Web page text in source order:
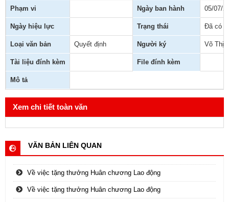
Phạm vi Ngày ban hành 05/07/
Ngày hiệu lực Trạng thái Đã có
Loại văn bản Quyết định Người ký Võ Thị
Tài liệu đính kèm File đính kèm
Mô tả
Xem chi tiết toàn văn
VĂN BẢN LIÊN QUAN
Về việc tặng thưởng Huân chương Lao động
Về việc tặng thưởng Huân chương Lao động